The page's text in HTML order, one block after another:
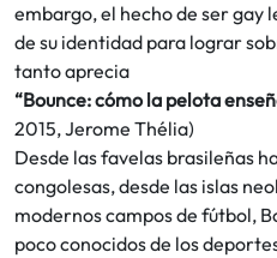
embargo, el hecho de ser gay
de su identidad para lograr
tanto aprecia
“Bounce: cómo la pelota
2015, Jerome Thélia)
Desde las favelas brasileñas
congolesas, desde las islas
modernos campos de fútbol,
poco conocidos de los